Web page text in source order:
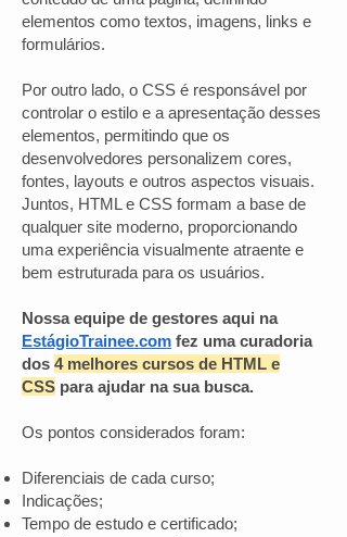
elementos como textos, imagens, links e
formulários.
Por outro lado, o CSS é responsável por
controlar o estilo e a apresentação desses
elementos, permitindo que os
desenvolvedores personalizem cores,
fontes, layouts e outros aspectos visuais.
Juntos, HTML e CSS formam a base de
qualquer site moderno, proporcionando
uma experiência visualmente atraente e
bem estruturada para os usuários.
Nossa equipe de gestores aqui na
EstágioTrainee.com fez uma curadoria
dos 4 melhores cursos de HTML e
CSS para ajudar na sua busca.
Os pontos considerados foram:
Diferenciais de cada curso;
Indicações;
Tempo de estudo e certificado;